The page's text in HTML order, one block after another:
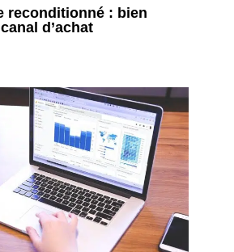
reconditionné : bien
d’achat